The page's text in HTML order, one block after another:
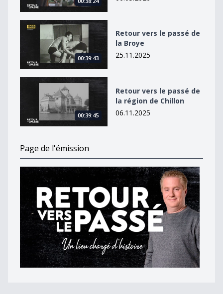
Retour vers le passé de la Broye
00:39:43
Retour vers le passé de
la Broye
25.11.2025
Retour vers le passé de la région de Chillon
00:39:45
Retour vers le passé de
la région de Chillon
06.11.2025
Page de l'émission